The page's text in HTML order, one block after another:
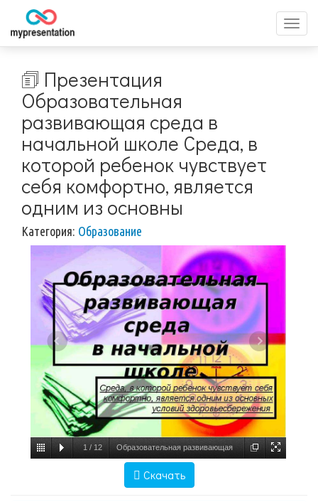
меню
🗊 Презентация
Образовательная
развивающая среда в
начальной школе Среда, в
которой ребенок чувствует
себя комфортно, является
одним из основны
Категория: Образование
1 / 12 Образовательная развивающая
которой ребенок чувствует себя
Скачать